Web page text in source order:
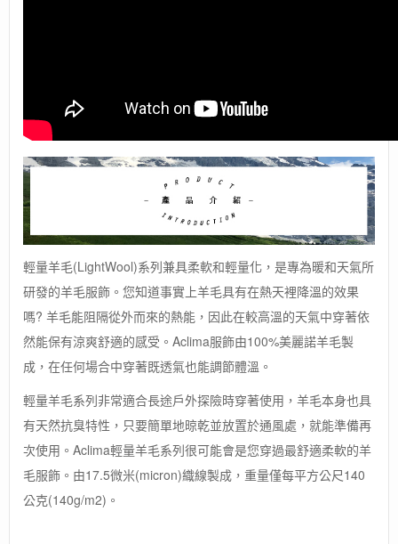
輕量羊毛(LightWool)系列兼具柔軟和輕量化，是專為暖和天氣所
研發的羊毛服飾。您知道事實上羊毛具有在熱天裡降溫的效果
嗎? 羊毛能阻隔從外而來的熱能，因此在較高溫的天氣中穿著依
然能保有涼爽舒適的感受。Aclima服飾由100%美麗諾羊毛製
成，在任何場合中穿著既透氣也能調節體溫。
輕量羊毛系列非常適合長途戶外探險時穿著使用，羊毛本身也具
有天然抗臭特性，只要簡單地晾乾並放置於通風處，就能準備再
次使用。Aclima輕量羊毛系列很可能會是您穿過最舒適柔軟的羊
毛服飾。由17.5微米(micron)織線製成，重量僅每平方公尺140
公克(140g/m2)。